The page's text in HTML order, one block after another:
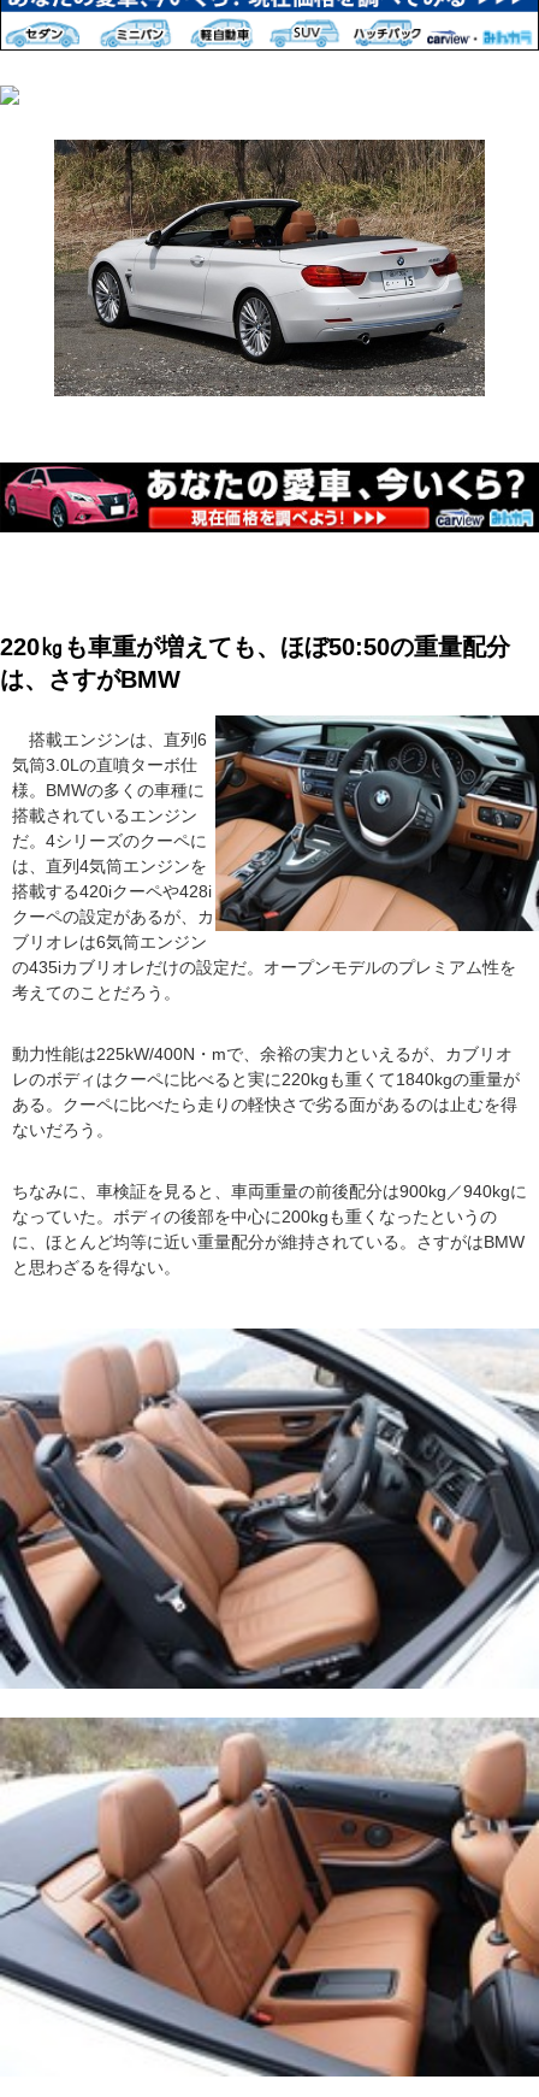
220㎏も車重が増えても、ほぼ50:50の重量配分
は、さすがBMW
搭載エンジンは、直列6
気筒3.0Lの直噴ターボ仕
様。BMWの多くの車種に
搭載されているエンジン
だ。4シリーズのクーペに
は、直列4気筒エンジンを
搭載する420iクーペや428i
クーペの設定があるが、カ
ブリオレは6気筒エンジン
の435iカブリオレだけの設定だ。オープンモデルのプレミアム性を
考えてのことだろう。
動力性能は225kW/400N・mで、余裕の実力といえるが、カブリオ
レのボディはクーペに比べると実に220kgも重くて1840kgの重量が
ある。クーペに比べたら走りの軽快さで劣る面があるのは止むを得
ないだろう。
ちなみに、車検証を見ると、車両重量の前後配分は900kg／940kgに
なっていた。ボディの後部を中心に200kgも重くなったというの
に、ほとんど均等に近い重量配分が維持されている。さすがはBMW
と思わざるを得ない。